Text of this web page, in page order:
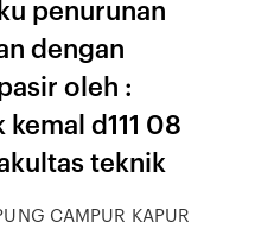
penurunan
dengan
oleh :
d111 08
teknik
CAMPUR KAPUR